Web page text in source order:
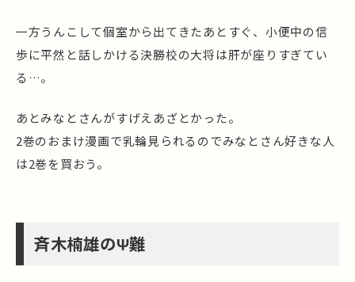
一方うんこして個室から出てきたあとすぐ、小便中の信
歩に平然と話しかける決勝校の大将は肝が座りすぎてい
る…。
あとみなとさんがすげえあざとかった。
2巻のおまけ漫画で乳輪見られるのでみなとさん好きな人
は2巻を買おう。
斉木楠雄のΨ難